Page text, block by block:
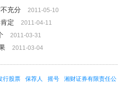
充分
2011-05-10
定 2011-04-11
2011-03-31
2011-03-04
行股票 保荐人 摇号
湘财证券有限责任公